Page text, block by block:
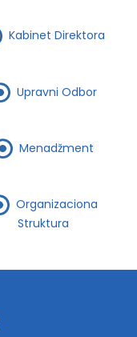
Kabinet Direktora
Upravni Odbor
Menadžment
Organizaciona
Struktura